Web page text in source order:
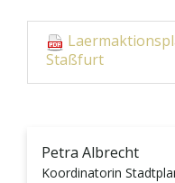
Staßfurt
Petra Albrecht
Koordinatorin